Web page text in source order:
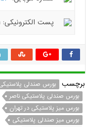
پست الکترونیکی: hiradplast.co@gmail.com
برچسب بورس صندلی
بورس صندلی پلاستیکی ناصر
بورس میز پلاستیکی در تهران
بورس میز صندلی پلاستیکی